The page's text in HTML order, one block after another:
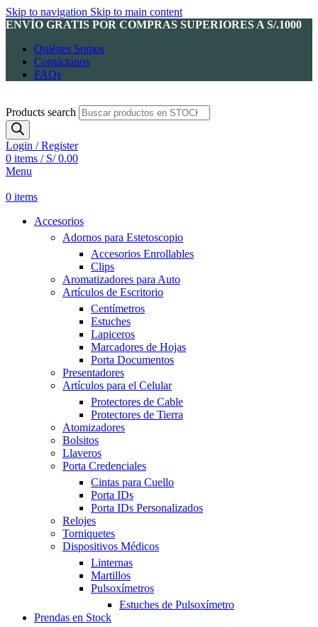
Skip to navigation Skip to main content
ENVÍO GRATIS POR COMPRAS SUPERIORES A S/.1000
Quiénes Somos
Contáctanos
FAQs
Products search
Login / Register
0 items / S/0.00
Menu
0 items
Accesorios
Adornos para Estetoscopio
Accesorios Enrollables
Clips
Aromatizadores para Auto
Artículos de Escritorio
Centímetros
Estuches
Lapiceros
Marcadores de Hojas
Porta Documentos
Presentadores
Artículos para el Celular
Protectores de Cable
Protectores de Tierra
Atomizadores
Bolsitos
Llaveros
Porta Credenciales
Cintas para Cuello
Porta IDs
Porta IDs Personalizados
Relojes
Torniquetes
Dispositivos Médicos
Linternas
Martillos
Pulsoxímetros
Estuches de Pulsoxímetro
Prendas en Stock